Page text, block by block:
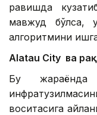
равишда
мавжуд бўлса,
алгоритмини
Alatau City ва
Бу жараёнда
воситасига